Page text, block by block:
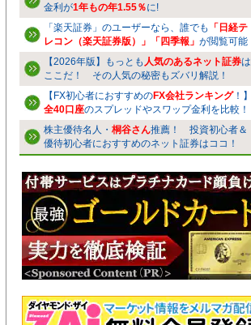
金利が1年もの年1.55％に!
「楽天証券」のユーザーなら、誰でも
「日経テ
レコン（楽天証券版）」「四季報」 が閲覧可能
【2026年版】もっとも 人気のあるネット証券は
ここだ！ その人気の秘密もズバリ解説！
【FX初心者におすすめのFX会社ランキング！】
全40口座のスプレッドやスワップ金利を比較！
株主優待名人・ 桐谷さん推薦！ 投資初心者＆
優待初心者におすすめのネット証券はココ！